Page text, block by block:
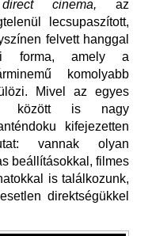
direct cinema,az
lecsupaszított,
felvett hanggal
forma, amely a
komolyabb
Mivel az egyes
között is nagy
kifejezetten
vannak olyan
beállításokkal, filmes
is találkozunk,
direktségükkel